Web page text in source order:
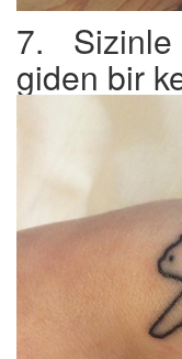
7. Sizinle
giden bir